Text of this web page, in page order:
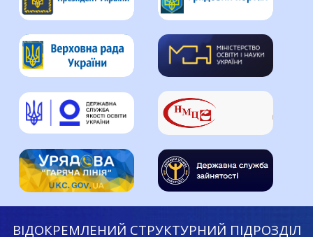
ВІДОКРЕМЛЕНИЙ СТРУКТУРНИЙ ПІДРОЗДІЛ